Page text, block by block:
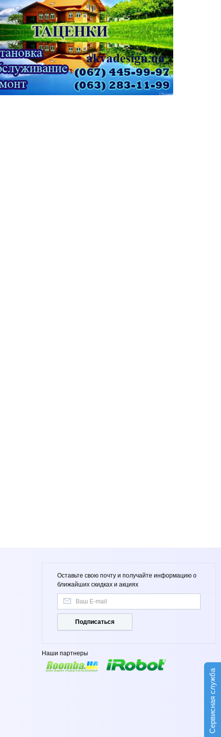
Сервисная служба
Оставьте свою почту и получайте информацию о
ближайших скидках и акциях
Подписаться
Наши партнеры